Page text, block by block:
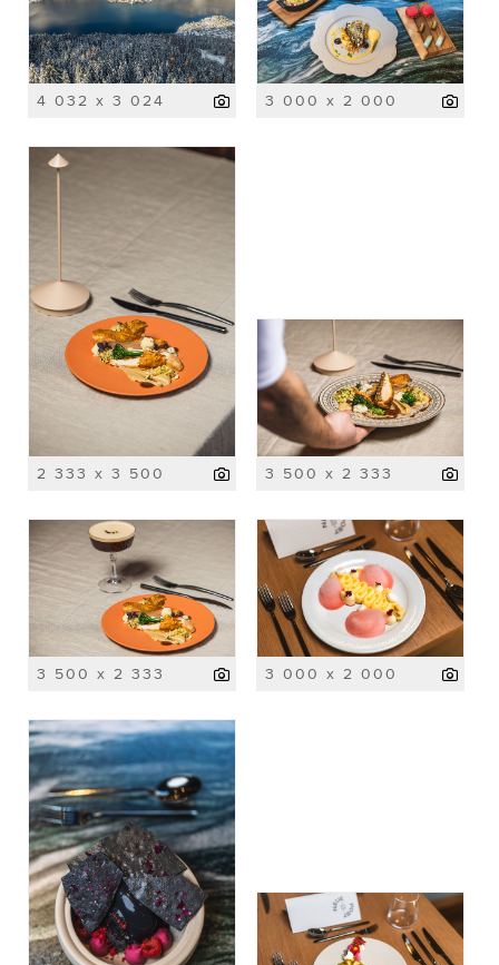
4 032 x 3 024 3 000 x 2 000
2 333 x 3 500 3 500 x 2 333
3 500 x 2 333 3 000 x 2 000